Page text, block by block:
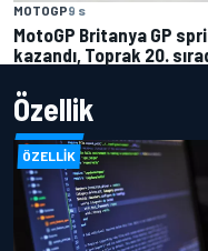
MOTOGP9 s
MotoGP Britanya GP
kazandı, Toprak 20.
Özellik
ÖZELLIK